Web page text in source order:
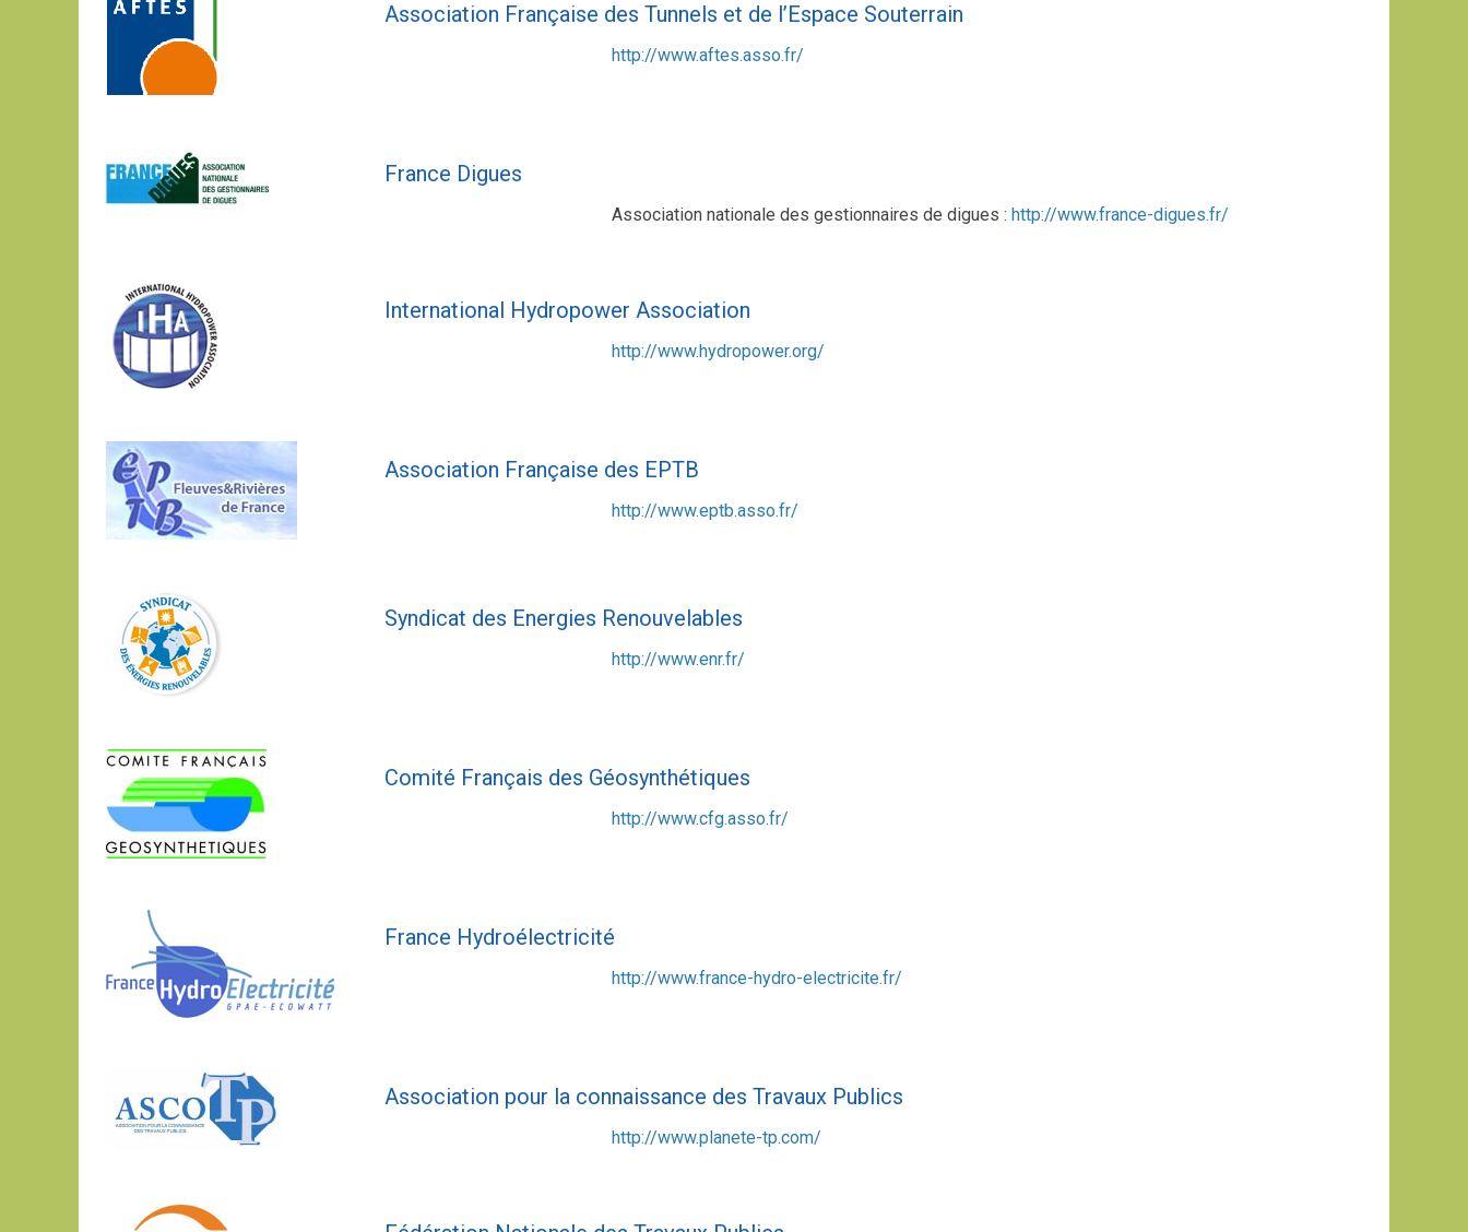
Association Française des Tunnels et de l’Espace Souterrain
http://www.aftes.asso.fr/
France Digues
Association nationale des gestionnaires de digues : http://www.france-digues.fr/
International Hydropower Association
http://www.hydropower.org/
Association Française des EPTB
http://www.eptb.asso.fr/
Syndicat des Energies Renouvelables
http://www.enr.fr/
Comité Français des Géosynthétiques
http://www.cfg.asso.fr/
France Hydroélectricité
http://www.france-hydro-electricite.fr/
Association pour la connaissance des Travaux Publics
http://www.planete-tp.com/